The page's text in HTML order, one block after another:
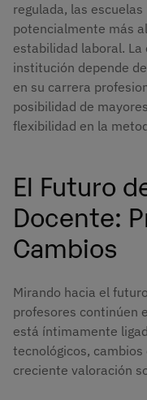
regulada, las
potencialmente más
estabilidad laboral.
institución depende
en su carrera
posibilidad de
flexibilidad en la
El Futuro
Docente:
Cambios
Mirando hacia el
profesores continúen
está íntimamente
tecnológicos,
creciente valoración